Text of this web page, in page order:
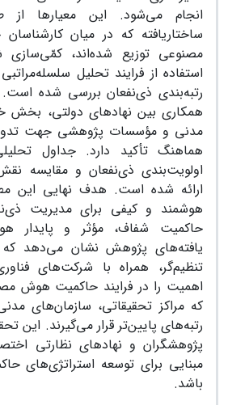
انجام می‌شود. این معیارها از
ساختاریافته که در میان
مصنوعی توزیع شده‌اند،
استفاده از فرایند تحلیل
رتبه‌بندی ذی‌نفعان بررسی شده
همکاری بین نهادهای دولتی،
مدنی و مؤسسات پژوهشی جهت
هماهنگ تأکید دارد. جداول
اولویت‌بندی ذی‌نفعان و مقایسه
ارائه شده است. هدف نهایی این
هوشمند و کیفی برای مدیریت
حاکمیت شفاف، مؤثر و
یافته‌های پژوهش نشان می‌دهد
تنظیم‌گر، همراه با شرکت‌های
اهمیت را در فرایند حاکمیت هوش
که مراکز تحقیقاتی، سازمان‌های
رتبه‌های پایین‌تر قرار می‌گیرند. این
پژوهشگران و نهادهای نظارتی
مبنایی برای توسعه استراتژی‌های
باشد.